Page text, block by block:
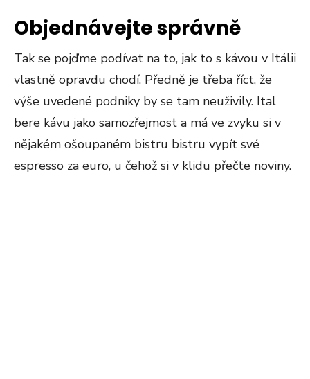
Objednávejte správně
Tak se pojďme podívat na to, jak to s kávou v Itálii
vlastně opravdu chodí. Předně je třeba říct, že
výše uvedené podniky by se tam neuživily. Ital
bere kávu jako samozřejmost a má ve zvyku si v
nějakém ošoupaném bistru bistru vypít své
espresso za euro, u čehož si v klidu přečte noviny.